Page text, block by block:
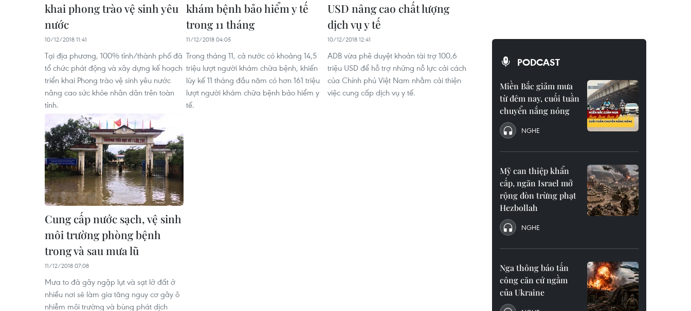
khai phong trào vệ sinh yêu
nước
10/12/2018 11:41
Tại địa phương, 100% tỉnh/thành phố đã
tổ chức phát động và xây dựng kế hoạch
triển khai Phong trào vệ sinh yêu nước
nâng cao sức khỏe nhân dân trên toàn
tỉnh.
khám bệnh bảo hiểm y tế
trong 11 tháng
11/12/2018 04:05
Trong tháng 11, cả nước có khoảng 14,5
triệu lượt người khám chữa bệnh, khiến
lũy kế 11 tháng đầu năm có hơn 161 triệu
lượt người khám chữa bệnh bảo hiểm y
tế.
USD nâng cao chất lượng
dịch vụ y tế
10/12/2018 12:41
ADB vừa phê duyệt khoản tài trợ 100,6
triệu USD để hỗ trợ những nỗ lực cải cách
của Chính phủ Việt Nam nhằm cải thiện
việc cung cấp dịch vụ y tế.
Cung cấp nước sạch, vệ sinh
môi trường phòng bệnh
trong và sau mưa lũ
11/12/2018 07:08
Mưa to đã gây ngập lụt và sạt lở đất ở
nhiều nơi sẽ làm gia tăng nguy cơ gây ô
nhiễm môi trường và bùng phát dịch
PODCAST
Miền Bắc giảm mưa
từ đêm nay, cuối tuần
chuyển nắng nóng
NGHE
Mỹ can thiệp khẩn
cấp, ngăn Israel mở
rộng đòn trừng phạt
Hezbollah
NGHE
Nga thông báo tấn
công căn cứ ngầm
của Ukraine